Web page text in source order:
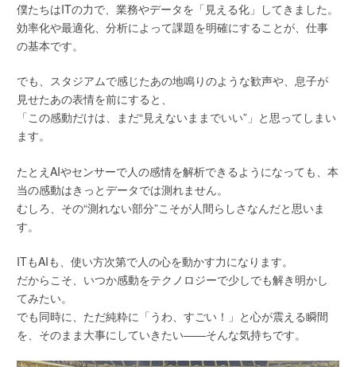
僕たちはITの力で、業務やデータを「見える化」してきました。
効率化や最適化、分析によって課題を明確にすることが、仕事
の基本です。
でも、スタジアムで感じたあの地鳴りのような歓声や、息子が
見せたあの表情を前にすると、
「この感動だけは、まだ“見えないままでいい”」と思ってしまい
ます。
たとえAIやセンサーで人の感情を解析できるようになっても、本
当の感動はきっとデータでは測れません。
むしろ、その“測れない部分”こそが人間らしさなんだと思いま
す。
ITもAIも、使い方次第で人の心を動かす力になります。
だからこそ、いつか感動をテクノロジーで少しでも解き明かし
てみたい。
でも同時に、ただ純粋に「うわ、すごい！」と心が震える瞬間
を、そのまま大事にしていきたい——そんな気持ちです。